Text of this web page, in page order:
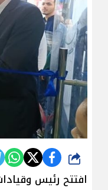
شارك
افتتح رئيس